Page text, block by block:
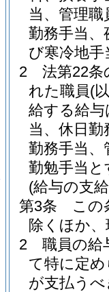
当、管理
勤務手当、
び寒冷地
2
法第22条
れた職員(
給する給与
当、休日
勤務手当、
勤勉手当と
(給与の支
第3条
この
除くほか
2
職員の給
て特に定
が支払う